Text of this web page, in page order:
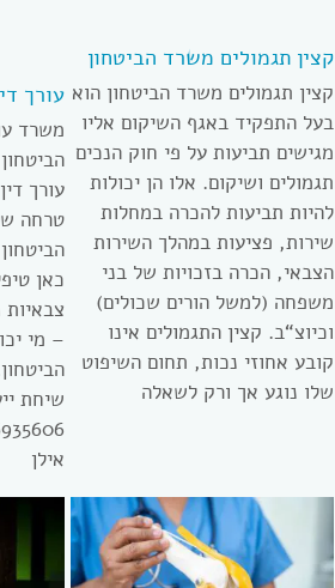
קצין תגמולים משרד הביטחון
קצין תגמולים משרד הביטחון הוא
בעל התפקיד באגף השיקום אליו
מגישים תביעות על פי חוק הנכים
תגמולים ושיקום. אלו הן יכולות
להיות תביעות להכרה במחלות
שירות, פציעות במהלך השירות
הצבאי, הכרה בזכויות של בני
משפחה (למשל הורים שכולים)
וכיוצ“ב. קצין התגמולים אינו
קובע אחוזי נכות, תחום השיפוט
שלו נוגע אך ורק לשאלה
עורך
משרד
עורך
טרחה
כאן
– מי
אילן